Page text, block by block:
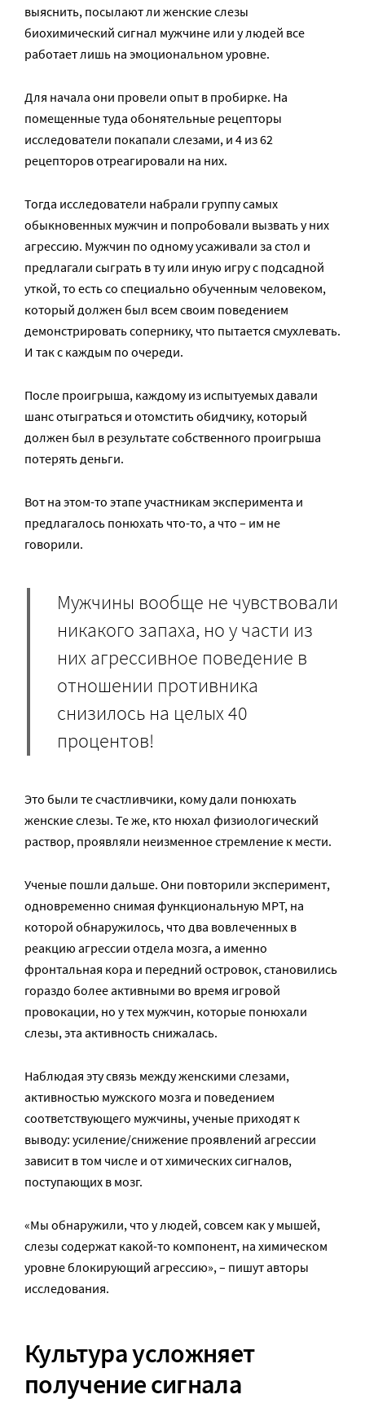
выяснить, посылают ли женские слезы
биохимический сигнал мужчине или у людей все
работает лишь на эмоциональном уровне.
Для начала они провели опыт в пробирке. На
помещенные туда обонятельные рецепторы
исследователи покапали слезами, и 4 из 62
рецепторов отреагировали на них.
Тогда исследователи набрали группу самых
обыкновенных мужчин и попробовали вызвать у них
агрессию. Мужчин по одному усаживали за стол и
предлагали сыграть в ту или иную игру с подсадной
уткой, то есть со специально обученным человеком,
который должен был всем своим поведением
демонстрировать сопернику, что пытается смухлевать.
И так с каждым по очереди.
После проигрыша, каждому из испытуемых давали
шанс отыграться и отомстить обидчику, который
должен был в результате собственного проигрыша
потерять деньги.
Вот на этом-то этапе участникам эксперимента и
предлагалось понюхать что-то, а что – им не
говорили.
Мужчины вообще не чувствовали
никакого запаха, но у части из
них агрессивное поведение в
отношении противника
снизилось на целых 40
процентов!
Это были те счастливчики, кому дали понюхать
женские слезы. Те же, кто нюхал физиологический
раствор, проявляли неизменное стремление к мести.
Ученые пошли дальше. Они повторили эксперимент,
одновременно снимая функциональную МРТ, на
которой обнаружилось, что два вовлеченных в
реакцию агрессии отдела мозга, а именно
фронтальная кора и передний островок, становились
гораздо более активными во время игровой
провокации, но у тех мужчин, которые понюхали
слезы, эта активность снижалась.
Наблюдая эту связь между женскими слезами,
активностью мужского мозга и поведением
соответствующего мужчины, ученые приходят к
выводу: усиление/снижение проявлений агрессии
зависит в том числе и от химических сигналов,
поступающих в мозг.
«Мы обнаружили, что у людей, совсем как у мышей,
слезы содержат какой-то компонент, на химическом
уровне блокирующий агрессию», – пишут авторы
исследования.
Культура усложняет
получение сигнала